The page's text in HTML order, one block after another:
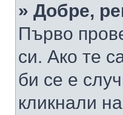
» Добре,
Първо
си. Ако те
би се е
кликнали на